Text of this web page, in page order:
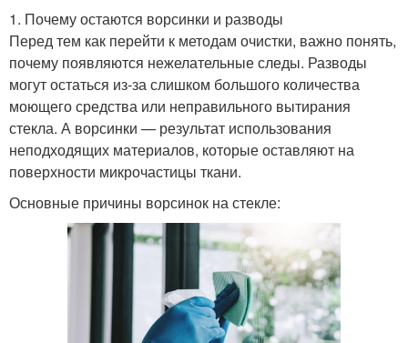
1. Почему остаются ворсинки и разводы
Перед тем как перейти к методам очистки, важно понять,
почему появляются нежелательные следы. Разводы
могут остаться из-за слишком большого количества
моющего средства или неправильного вытирания
стекла. А ворсинки — результат использования
неподходящих материалов, которые оставляют на
поверхности микрочастицы ткани.
Основные причины ворсинок на стекле: